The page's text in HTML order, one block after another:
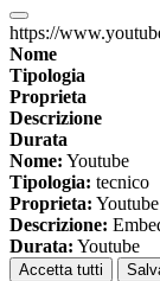
https://
Nome
Tipologia
Proprieta
Descrizione
Durata
Nome: Youtube
Tipologia: tecnico
Proprieta: Youtube
Descrizione:
Durata: Youtube
Accetta tutti